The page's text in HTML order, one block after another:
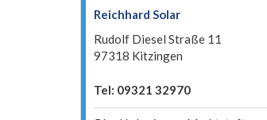
Reichhard Solar
Rudolf Diesel Straße 11
97318 Kitzingen
Tel: 09321 32970